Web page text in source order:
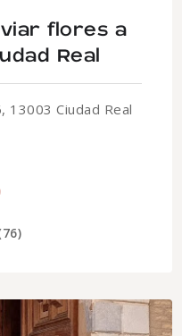
flores a
Real
13003 Ciudad Real
76)